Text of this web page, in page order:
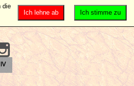
Ich stimme zu
Ich lehne ab
die